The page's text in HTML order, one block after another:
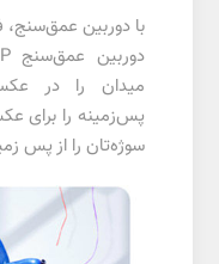
با دوربین عمق‌سنج،
میدان را در
پس‌زمینه را برای
سوژه‌تان را از پس